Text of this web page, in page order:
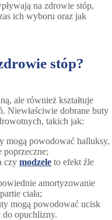
na zdrowie stóp,
ich wyboru oraz jak
stóp?
ale również kształtuje
Niewłaściwie dobrane buty
takich jak:
mogą powodować halluksy,
poprzeczne;
czy modzele to efekt źle
amortyzowanie
ciała;
mogą powodować ucisk
opuchlizny.